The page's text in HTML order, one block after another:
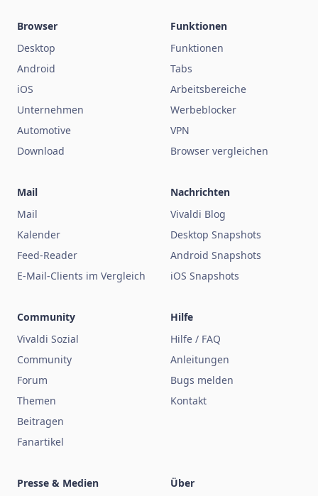
Browser
Desktop
Android
iOS
Unternehmen
Automotive
Download
Funktionen
Funktionen
Tabs
Arbeitsbereiche
Werbeblocker
VPN
Browser vergleichen
Mail
Mail
Kalender
Feed-Reader
E-Mail-Clients im Vergleich
Nachrichten
Vivaldi Blog
Desktop Snapshots
Android Snapshots
iOS Snapshots
Community
Vivaldi Sozial
Community
Forum
Themen
Beitragen
Fanartikel
Hilfe
Hilfe / FAQ
Anleitungen
Bugs melden
Kontakt
Presse & Medien Über